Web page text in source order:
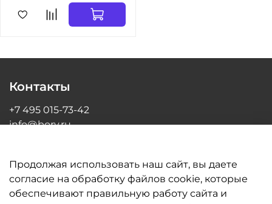
Контакты
+7 495 015-73-42
info@bory.ru
Продолжая использовать наш сайт, вы даете
согласие на обработку файлов cookie, которые
обеспечивают правильную работу сайта и